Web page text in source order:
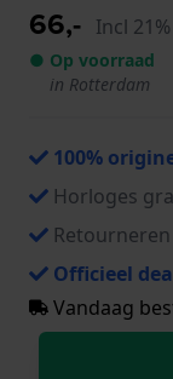
66,- Incl
● Op voorraad
in Rotterdam
100%
Horloges
Officieel
Vandaag